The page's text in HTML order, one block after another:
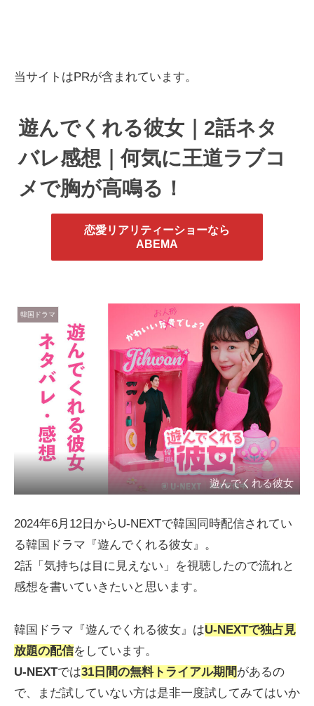
当サイトはPRが含まれています。
遊んでくれる彼女｜2話ネタ
バレ感想｜何気に王道ラブコ
メで胸が高鳴る！
恋愛リアリティーショーなら
ABEMA
韓国ドラマ
遊んでくれる彼女
2024年6月12日からU-NEXTで韓国同時配信されてい
る韓国ドラマ『遊んでくれる彼女』。
2話「気持ちは目に見えない」を視聴したので流れと
感想を書いていきたいと思います。
韓国ドラマ『遊んでくれる彼女』はU-NEXTで独占見
放題の配信をしています。
U-NEXTでは31日間の無料トライアル期間があるの
で、まだ試していない方は是非一度試してみてはいか